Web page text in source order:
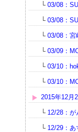
└ 03/08：
└ 03/08：
└ 03/08：宮
└ 03/09：
└ 03/10：
└ 03/10：
2015年12月
└ 12/28：
└ 12/29：あ